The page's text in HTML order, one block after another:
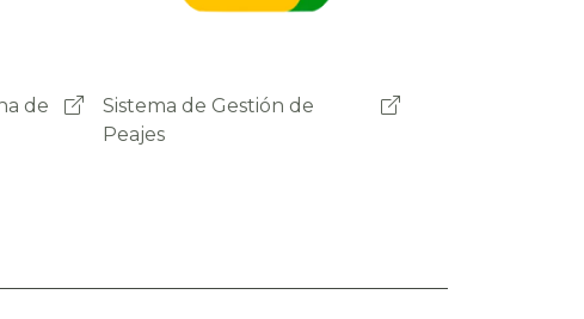
Ministerio de Obras Públicas
Servicios y Vivienda